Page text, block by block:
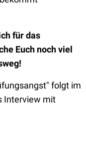
für das
Euch noch viel
folgt im
Interview mit